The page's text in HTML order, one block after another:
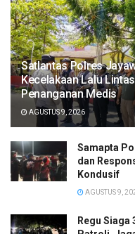
Satlantas Polres
Kecelakaan Lalu
Penanganan Medis
AGUSTUS 9, 2026
Samapta
dan
Kondusif
AGUSTUS 9,
Regu